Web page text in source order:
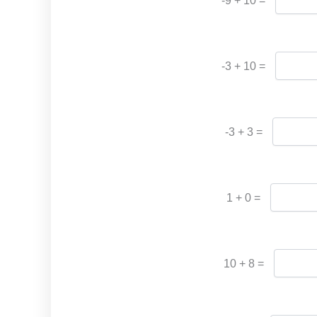
-3 + 10 =
-3 + 3 =
1 + 0 =
10 + 8 =